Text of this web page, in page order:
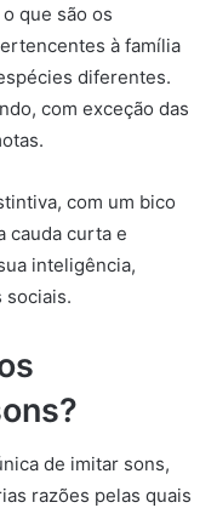
que são os
à família
diferentes.
com exceção das
com um bico
cauda curta e
inteligência,
sociais.
de imitar sons,
razões pelas quais